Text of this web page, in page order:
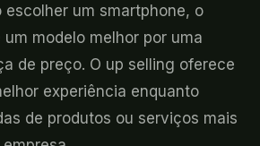
escolher um smartphone, o
modelo melhor por uma
de preço. O up selling oferece
experiência enquanto
de produtos ou serviços mais